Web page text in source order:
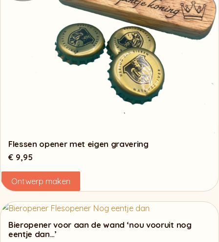
Flessen opener met eigen gravering
€ 9,95
Ontwerp maken
Bieropener voor aan de wand ‘nou vooruit nog
eentje dan…’